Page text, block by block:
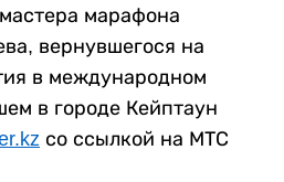
марафона
вернувшегося на
в международном
в городе Кейптаун
со ссылкой на МТС